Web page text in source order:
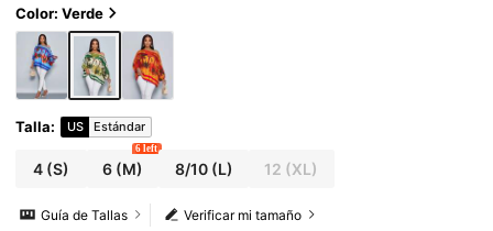
e verano
Color: Verde
Talla: US Estándar
4 (S) 6 (M)
6 left
8/10(L) 12 (XL)
Verificar mi tamaño
Guía de Tallas